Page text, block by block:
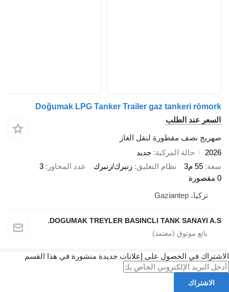
Doğumak LPG Tanker Trailer gaz tankeri römork
السعر عند الطلب
صهريج نصف مقطورة لنقل الغاز
2026
حالة المركبة جديد
سعة 55 م3 نظام التعليق زنبرك/زنبرك عدد المحاور
3
0 مقصورة
تركيا، Gaziantep
DOGUMAK TREYLER BASINCLI TANK SANAYI A.S.
الاشتراك في الحصول على إعلانات جديدة منشورة في هذا القسم
الاشتراك